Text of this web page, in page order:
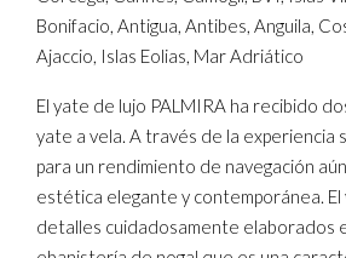
Bonifacio, Antigua, Antibes, Anguila,
Ajaccio, Islas Eolias, Mar Adriático
El yate de lujo PALMIRA ha recibido
yate a vela. A través de la experiencia
para un rendimiento de navegación
estética elegante y contemporánea.
detalles cuidadosamente elaborados